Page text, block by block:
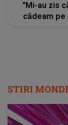
"Mi-au zis
cădeam pe
STIRI